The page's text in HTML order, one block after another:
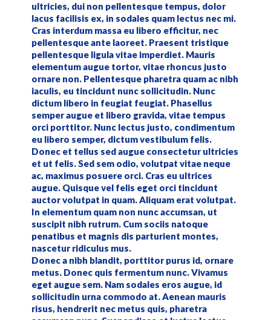
ultricies, dui non pellentesque tempus, dolor
lacus facilisis ex, in sodales quam lectus nec mi.
Cras interdum massa eu libero efficitur, nec
pellentesque ante laoreet. Praesent tristique
pellentesque ligula vitae imperdiet. Mauris
elementum augue tortor, vitae rhoncus justo
ornare non. Pellentesque pharetra quam ac nibh
iaculis, eu tincidunt nunc sollicitudin. Nunc
dictum libero in feugiat feugiat. Phasellus
semper augue et libero gravida, vitae tempus
orci porttitor. Nunc lectus justo, condimentum
eu libero semper, dictum vestibulum felis.
Donec et tellus sed augue consectetur ultricies
et ut felis. Sed sem odio, volutpat vitae neque
ac, maximus posuere orci. Cras eu ultrices
augue. Quisque vel felis eget orci tincidunt
auctor volutpat in quam. Aliquam erat volutpat.
In elementum quam non nunc accumsan, ut
suscipit nibh rutrum. Cum sociis natoque
penatibus et magnis dis parturient montes,
nascetur ridiculus mus.
Donec a nibh blandit, porttitor purus id, ornare
metus. Donec quis fermentum nunc. Vivamus
eget augue sem. Nam sodales eros augue, id
sollicitudin urna commodo at. Aenean mauris
risus, hendrerit nec metus quis, pharetra